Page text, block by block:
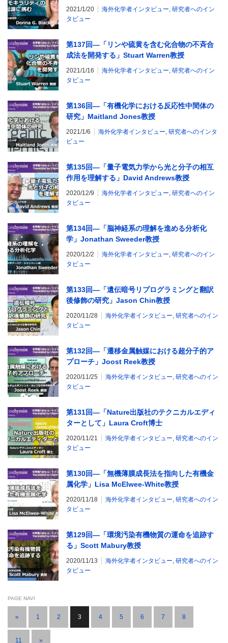
授
2021/1/20 海外化学者インタビュー, 研究者へのイン
タビュー
第137回―「リンや硫黄を含む化合物の不斉合
成法を開発する」Stuart Warren教授
2021/1/16 海外化学者インタビュー, 研究者へのイン
タビュー
第136回―「有機化学における反応性中間体の
研究」Maitland Jones教授
2021/1/6 海外化学者インタビュー, 研究者へのインタ
ビュー
第135回―「量子電気力学から光と分子の相互
作用を理解する」David Andrews教授
2020/12/9 海外化学者インタビュー, 研究者へのイン
タビュー
第134回―「脳神経系の理解を進める分析化
学」Jonathan Sweeder教授
2020/12/2 海外化学者インタビュー, 研究者へのイン
タビュー
第133回―「遺伝暗号リプログラミングと翻訳
後修飾の研究」Jason Chin教授
2020/11/28 海外化学者インタビュー, 研究者へのイン
タビュー
第132回―「遷移金属触媒における超分子的ア
プローチ」Joost Reek教授
2020/11/25 海外化学者インタビュー, 研究者へのイン
タビュー
第131回―「Nature出版社のテクニカルエディ
ターとして」Laura Croft博士
2020/11/21 海外化学者インタビュー, 研究者へのイン
タビュー
第130回―「無機薄膜成長法を指向した有機金
属化学」Lisa McElwee-White教授
2020/11/18 海外化学者インタビュー, 研究者へのイン
タビュー
第129回―「環境汚染有機物質の運命を追跡す
る」Scott Mabury教授
2020/11/13 海外化学者インタビュー, 研究者へのイン
タビュー
PAGE NAVI
« 1 2 3 4 5 6 7 8
11 »